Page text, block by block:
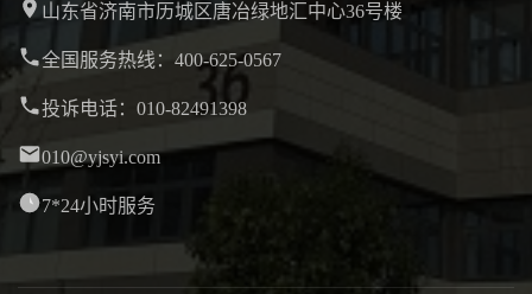
山东省济南市历城区唐冶绿地汇中心36号楼
全国服务热线：400-625-0567
投诉电话：010-82491398
010@yjsyi.com
7*24小时服务